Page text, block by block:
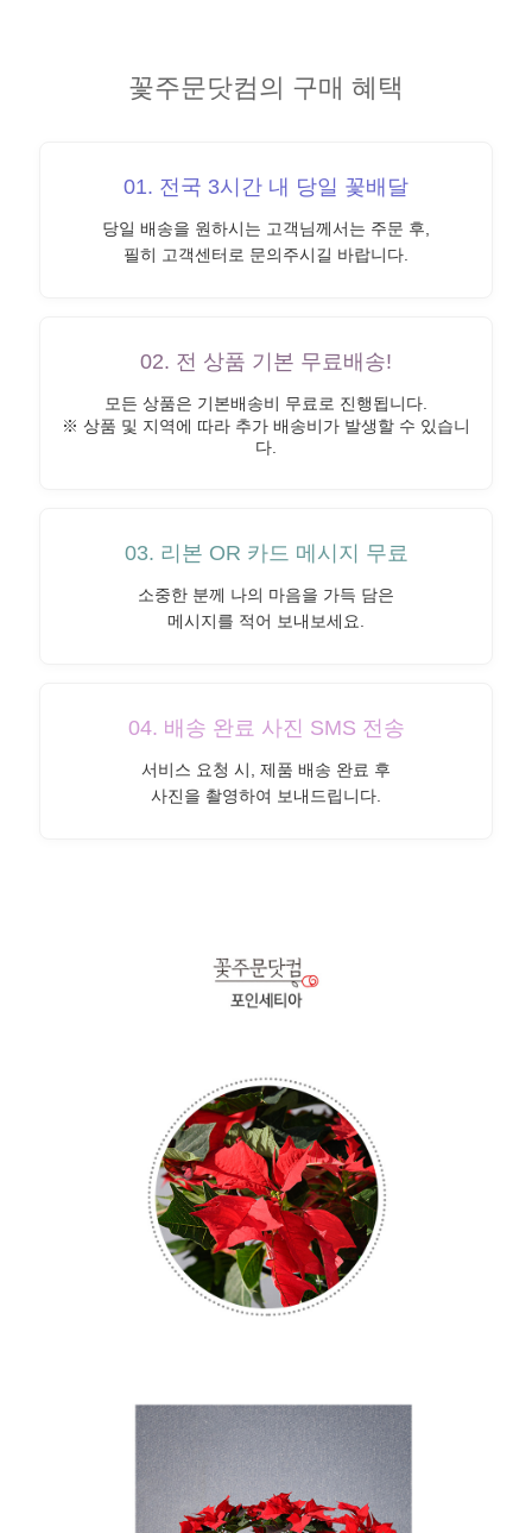
꽃주문닷컴의 구매 혜택
01. 전국 3시간 내 당일 꽃배달
당일 배송을 원하시는 고객님께서는 주문 후,
필히 고객센터로 문의주시길 바랍니다.
02. 전 상품 기본 무료배송!
모든 상품은 기본배송비 무료로 진행됩니다.
※ 상품 및 지역에 따라 추가 배송비가 발생할 수 있습니
다.
03. 리본 OR 카드 메시지 무료
소중한 분께 나의 마음을 가득 담은
메시지를 적어 보내보세요.
04. 배송 완료 사진 SMS 전송
서비스 요청 시, 제품 배송 완료 후
사진을 촬영하여 보내드립니다.